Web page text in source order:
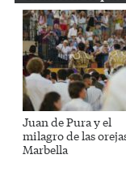
Juan de Pura y el
milagro de las
Marbella